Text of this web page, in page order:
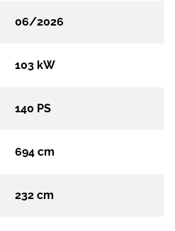
06/2026
103 kW
140 PS
694 cm
232 cm